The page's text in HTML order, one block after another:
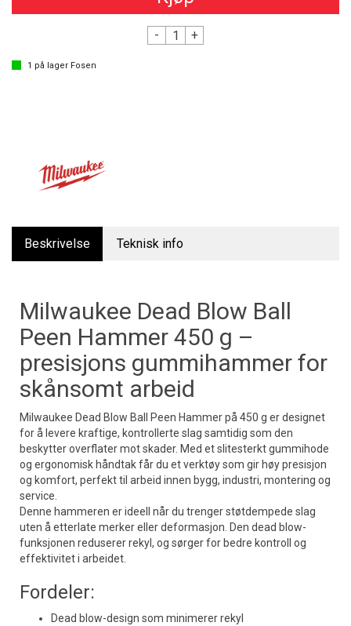
- +
1 på lager Fosen
Beskrivelse Teknisk info
Milwaukee Dead Blow Ball
Peen Hammer 450 g –
presisjons gummihammer for
skånsomt arbeid
Milwaukee Dead Blow Ball Peen Hammer på 450 g er designet
for å levere kraftige, kontrollerte slag samtidig som den
beskytter overflater mot skader. Med et slitesterkt gummihode
og ergonomisk håndtak får du et verktøy som gir høy presisjon
og komfort, perfekt til arbeid innen bygg, industri, montering og
service.
Denne hammeren er ideell når du trenger støtdempede slag
uten å etterlate merker eller deformasjon. Den dead blow-
funksjonen reduserer rekyl, og sørger for bedre kontroll og
effektivitet i arbeidet.
Fordeler:
Dead blow-design som minimerer rekyl